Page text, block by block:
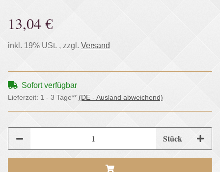
13,04 €
inkl. 19% USt. , zzgl. Versand
Sofort verfügbar
Lieferzeit: 1 - 3 Tage** (DE - Ausland abweichend)
Stück